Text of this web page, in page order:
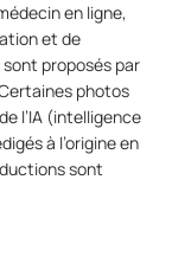
en ligne,
et de
proposés par
photos
l’IA (intelligence
à l’origine en
sont